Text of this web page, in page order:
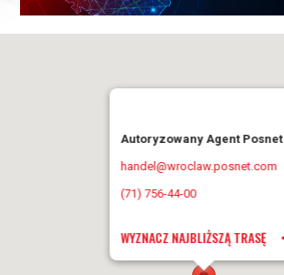
Autoryzowany Agent Posnet
handel@wroclaw.posnet.com
(71) 756-44-00
WYZNACZ NAJBLIŻSZĄ TRASĘ